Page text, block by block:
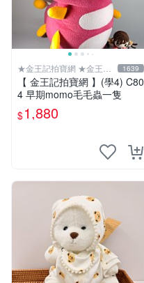
★金王記拍寶網 ★金王記
拍寶趣
1639
【 金王記拍寶網 】(學4) C80
4 早期momo毛毛蟲一隻
$1,880